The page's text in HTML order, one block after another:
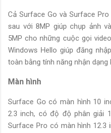
Cả Surface Go và Surface
sau với 8MP giúp chụp ảnh
5MP cho những cuộc gọi
Windows Hello giúp đăng
toàn bằng tính năng nhận dạng
Màn hình
Surface Go có màn hình 10
2.3 inch, có độ độ phân giải
Surface Pro có màn hình 12.3